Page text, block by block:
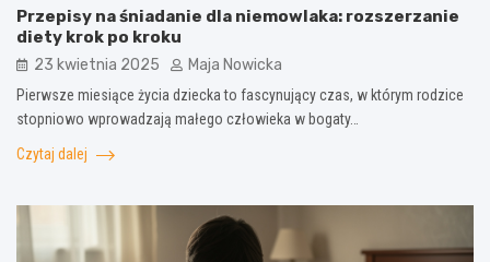
Przepisy na śniadanie dla niemowlaka: rozszerzanie
diety krok po kroku
23 kwietnia 2025 Maja Nowicka
Pierwsze miesiące życia dziecka to fascynujący czas, w którym rodzice
stopniowo wprowadzają małego człowieka w bogaty…
Czytaj dalej